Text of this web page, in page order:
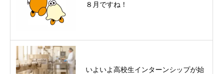
８月ですね！
いよいよ高校生インターンシップが始